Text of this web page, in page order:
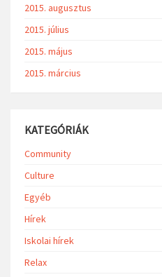
2015. augusztus
2015. július
2015. május
2015. március
KATEGÓRIÁK
Community
Culture
Egyéb
Hírek
Iskolai hírek
Relax